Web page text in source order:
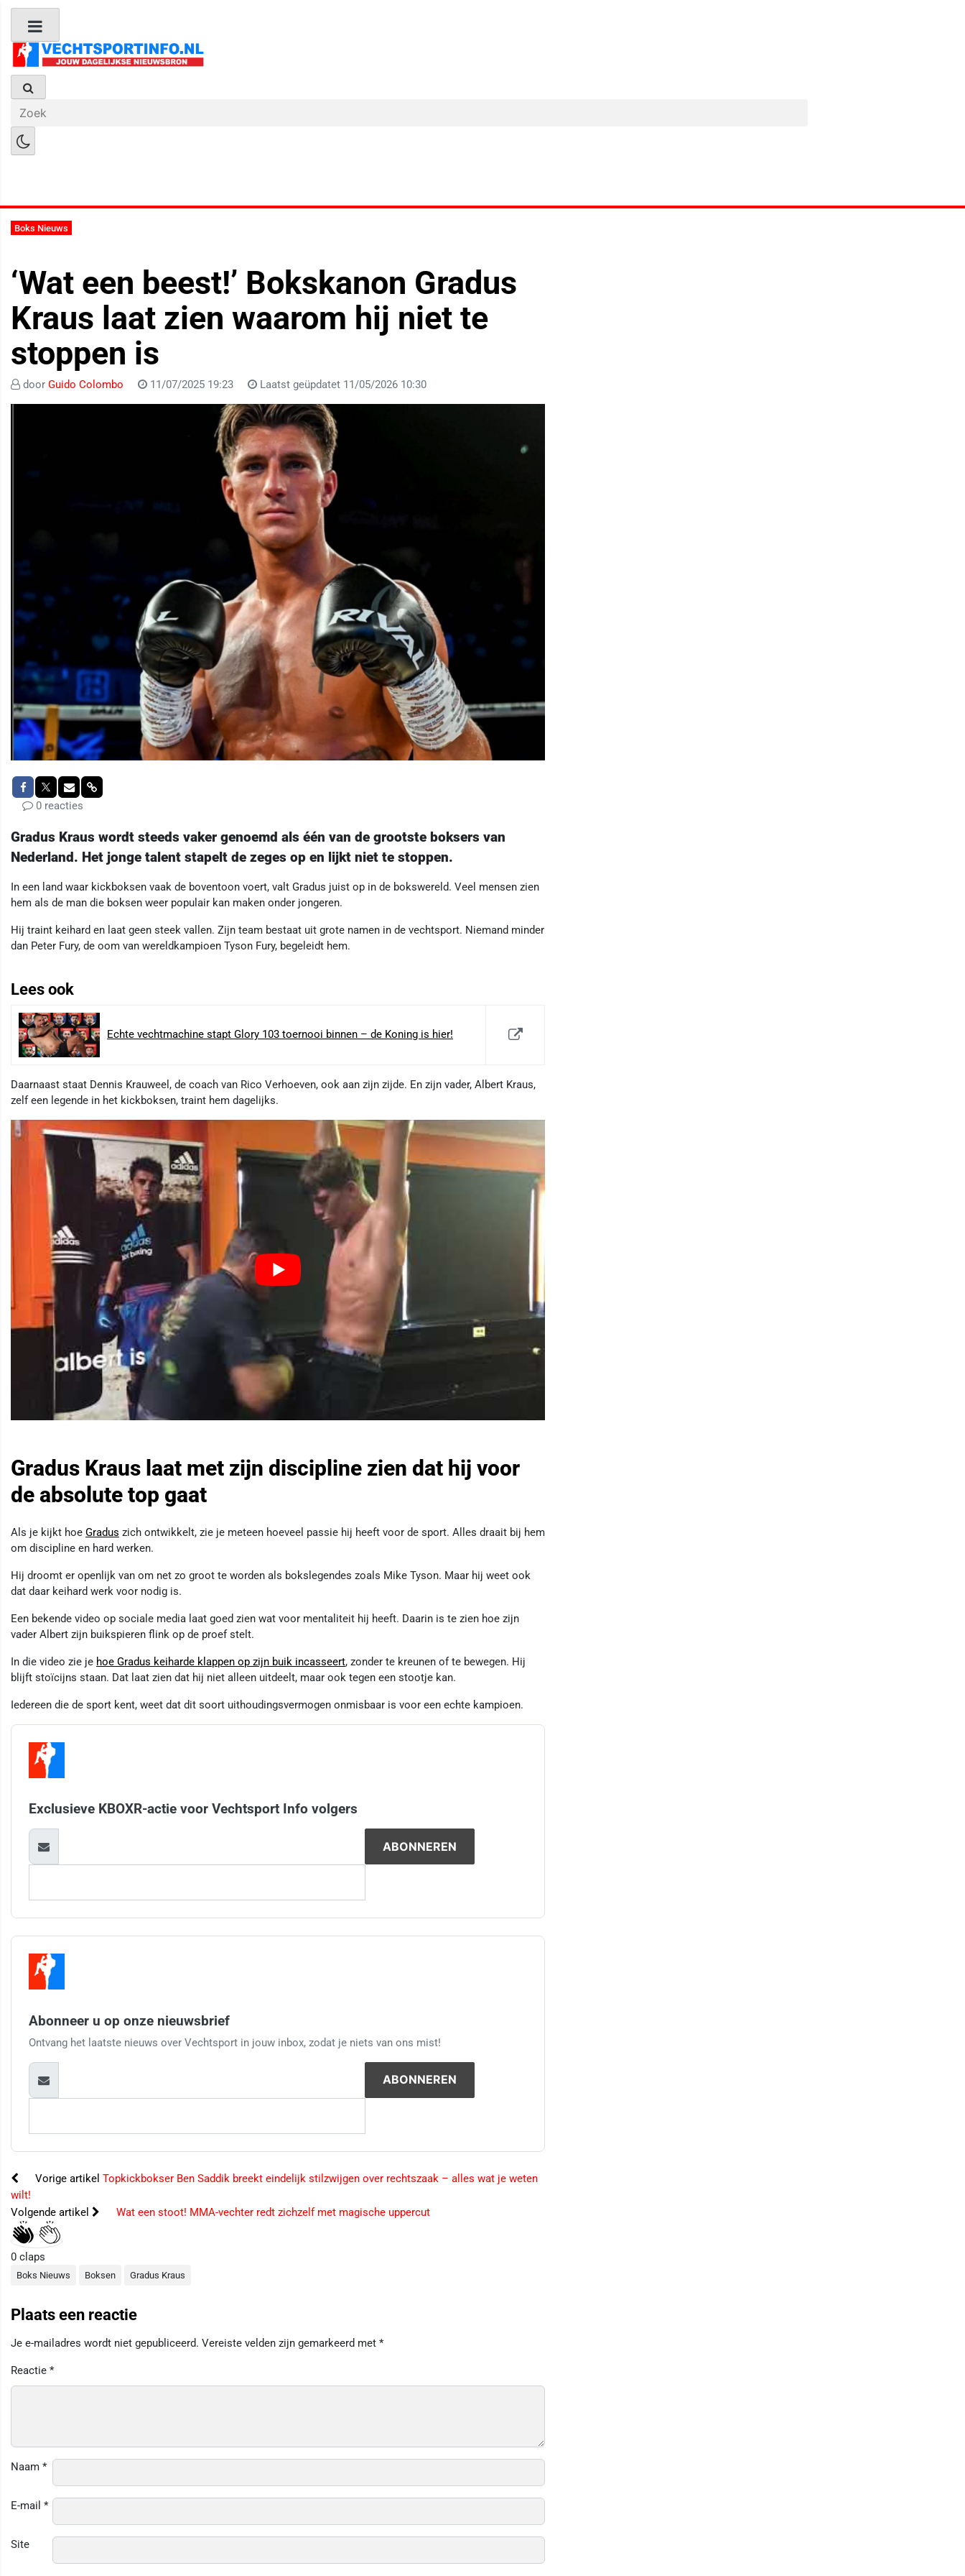
Boks Nieuws
‘Wat een beest!’ Bokskanon Gradus
Kraus laat zien waarom hij niet te
stoppen is
door Guido Colombo 11/07/2025 19:23 Laatst geüpdatet 11/05/2026 10:30
0 reacties
Gradus Kraus wordt steeds vaker genoemd als één van de grootste boksers van
Nederland. Het jonge talent stapelt de zeges op en lijkt niet te stoppen.
In een land waar kickboksen vaak de boventoon voert, valt Gradus juist op in de bokswereld. Veel mensen zien
hem als de man die boksen weer populair kan maken onder jongeren.
Hij traint keihard en laat geen steek vallen. Zijn team bestaat uit grote namen in de vechtsport. Niemand minder
dan Peter Fury, de oom van wereldkampioen Tyson Fury, begeleidt hem.
Lees ook
Echte vechtmachine stapt Glory 103 toernooi binnen – de Koning is hier!
Daarnaast staat Dennis Krauweel, de coach van Rico Verhoeven, ook aan zijn zijde. En zijn vader, Albert Kraus,
zelf een legende in het kickboksen, traint hem dagelijks.
Gradus Kraus laat met zijn discipline zien dat hij voor
de absolute top gaat
Als je kijkt hoe Gradus zich ontwikkelt, zie je meteen hoeveel passie hij heeft voor de sport. Alles draait bij hem
om discipline en hard werken.
Hij droomt er openlijk van om net zo groot te worden als bokslegendes zoals Mike Tyson. Maar hij weet ook
dat daar keihard werk voor nodig is.
Een bekende video op sociale media laat goed zien wat voor mentaliteit hij heeft. Daarin is te zien hoe zijn
vader Albert zijn buikspieren flink op de proef stelt.
In die video zie je hoe Gradus keiharde klappen op zijn buik incasseert, zonder te kreunen of te bewegen. Hij
blijft stoïcijns staan. Dat laat zien dat hij niet alleen uitdeelt, maar ook tegen een stootje kan.
Iedereen die de sport kent, weet dat dit soort uithoudingsvermogen onmisbaar is voor een echte kampioen.
Exclusieve KBOXR-actie voor Vechtsport Info volgers
Abonneer u op onze nieuwsbrief
Ontvang het laatste nieuws over Vechtsport in jouw inbox, zodat je niets van ons mist!
Vorige artikel Topkickbokser Ben Saddik breekt eindelijk stilzwijgen over rechtszaak – alles wat je weten
wilt!
Volgende artikel
Wat een stoot! MMA-vechter redt zichzelf met magische uppercut
0 claps
Boks Nieuws Boksen Gradus Kraus
Plaats een reactie
Je e-mailadres wordt niet gepubliceerd. Vereiste velden zijn gemarkeerd met *
Reactie *
Naam *
E-mail *
Site